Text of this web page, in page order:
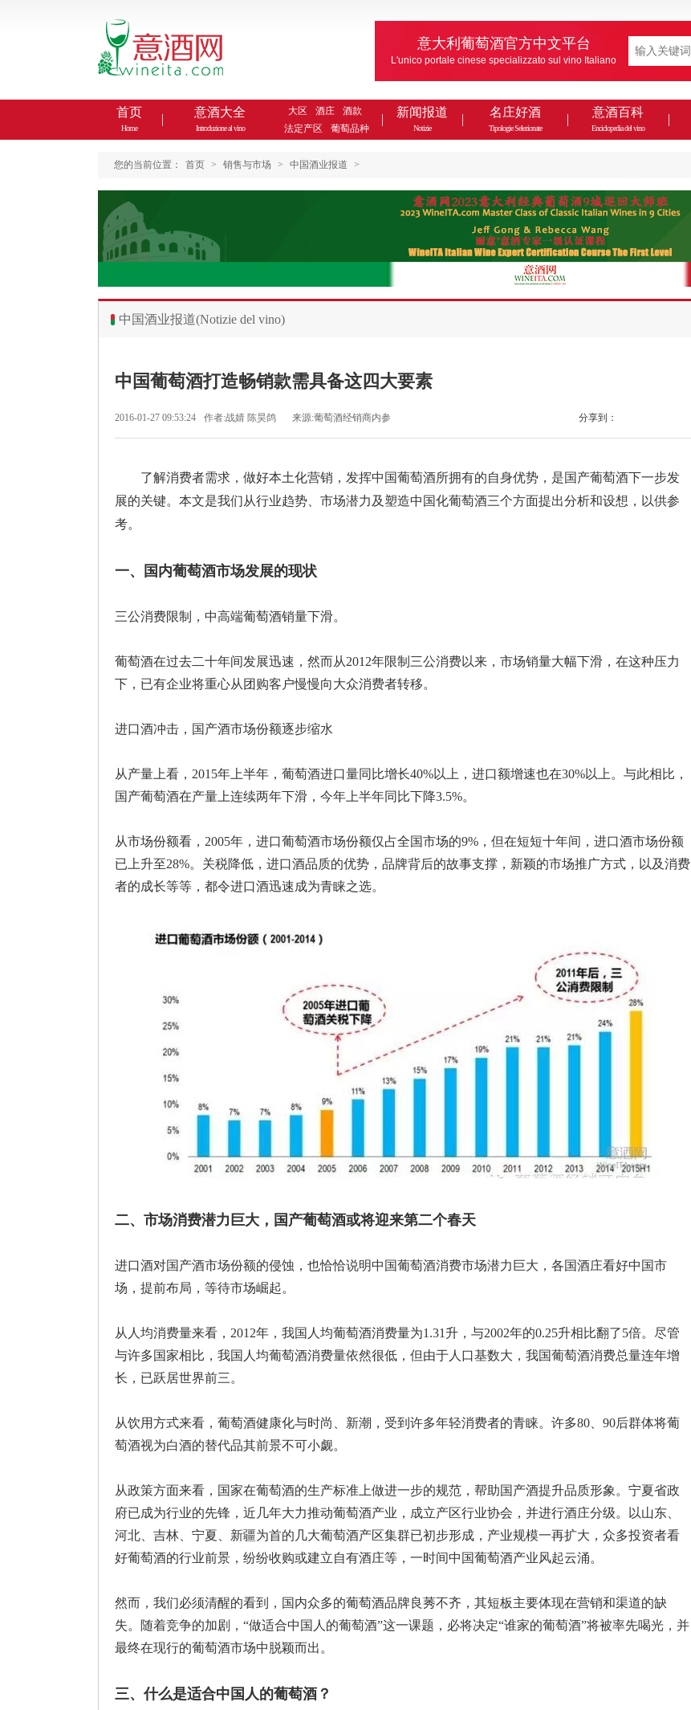
意大利葡萄酒官方中文平台
L'unico portale cinese specializzato sul vino Italiano
首页
Home
意酒大全
Introduzione al vino
大区 酒庄
酒款
法定产区
葡萄品种
新闻报道
Notizie
名庄好酒
Tipologie Selezionate
意酒百科
Enciclopedia del vino
您的当前位置： 首页 > 销售与市场 > 中国酒业报道 >
中国酒业报道(Notizie del vino)
中国葡萄酒打造畅销款需具备这四大要素
2016-01-27 09:53:24 作者:战婧 陈昊鸽 来源:葡萄酒经销商内参 分享到：
了解消费者需求，做好本土化营销，发挥中国葡萄酒所拥有的自身优势，是国产葡萄酒下一步发
展的关键。本文是我们从行业趋势、市场潜力及塑造中国化葡萄酒三个方面提出分析和设想，以供参
考。
一、国内葡萄酒市场发展的现状
三公消费限制，中高端葡萄酒销量下滑。
葡萄酒在过去二十年间发展迅速，然而从2012年限制三公消费以来，市场销量大幅下滑，在这种压力
下，已有企业将重心从团购客户慢慢向大众消费者转移。
进口酒冲击，国产酒市场份额逐步缩水
从产量上看，2015年上半年，葡萄酒进口量同比增长40%以上，进口额增速也在30%以上。与此相比，
国产葡萄酒在产量上连续两年下滑，今年上半年同比下降3.5%。
从市场份额看，2005年，进口葡萄酒市场份额仅占全国市场的9%，但在短短十年间，进口酒市场份额
已上升至28%。关税降低，进口酒品质的优势，品牌背后的故事支撑，新颖的市场推广方式，以及消费
者的成长等等，都令进口酒迅速成为青睐之选。
二、市场消费潜力巨大，国产葡萄酒或将迎来第二个春天
进口酒对国产酒市场份额的侵蚀，也恰恰说明中国葡萄酒消费市场潜力巨大，各国酒庄看好中国市
场，提前布局，等待市场崛起。
从人均消费量来看，2012年，我国人均葡萄酒消费量为1.31升，与2002年的0.25升相比翻了5倍。尽管
与许多国家相比，我国人均葡萄酒消费量依然很低，但由于人口基数大，我国葡萄酒消费总量连年增
长，已跃居世界前三。
从饮用方式来看，葡萄酒健康化与时尚、新潮，受到许多年轻消费者的青睐。许多80、90后群体将葡
萄酒视为白酒的替代品其前景不可小觑。
从政策方面来看，国家在葡萄酒的生产标准上做进一步的规范，帮助国产酒提升品质形象。宁夏省政
府已成为行业的先锋，近几年大力推动葡萄酒产业，成立产区行业协会，并进行酒庄分级。以山东、
河北、吉林、宁夏、新疆为首的几大葡萄酒产区集群已初步形成，产业规模一再扩大，众多投资者看
好葡萄酒的行业前景，纷纷收购或建立自有酒庄等，一时间中国葡萄酒产业风起云涌。
然而，我们必须清醒的看到，国内众多的葡萄酒品牌良莠不齐，其短板主要体现在营销和渠道的缺
失。随着竞争的加剧，“做适合中国人的葡萄酒”这一课题，必将决定“谁家的葡萄酒”将被率先喝光，并
最终在现行的葡萄酒市场中脱颖而出。
三、什么是适合中国人的葡萄酒？